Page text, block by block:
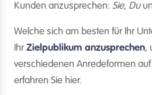
Kunden anzusprechen: Sie, Du
Welche sich am besten für Ihr
IhrZielpublikum anzusprechen,
verschiedenen Anredeformen
erfahren Sie hier.